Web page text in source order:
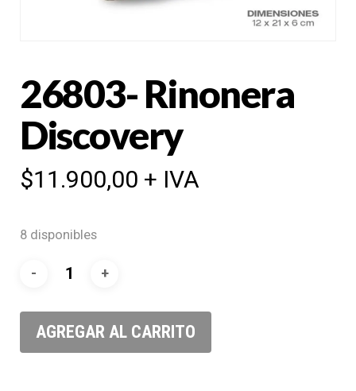
26803- Rinonera
Discovery
$11.900,00 + IVA
8 disponibles
AGREGAR AL CARRITO